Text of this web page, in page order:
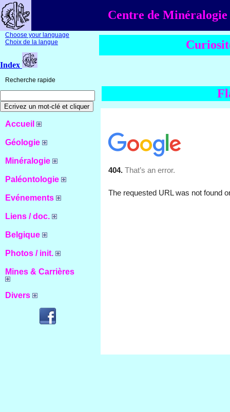
Centre de Minéralogie
Choose your language
Choix de la langue
Index
Recherche rapide
Accueil
Géologie
Minéralogie
Paléontologie
Evénements
Liens / doc.
Belgique
Photos / init.
Mines & Carrières
Divers